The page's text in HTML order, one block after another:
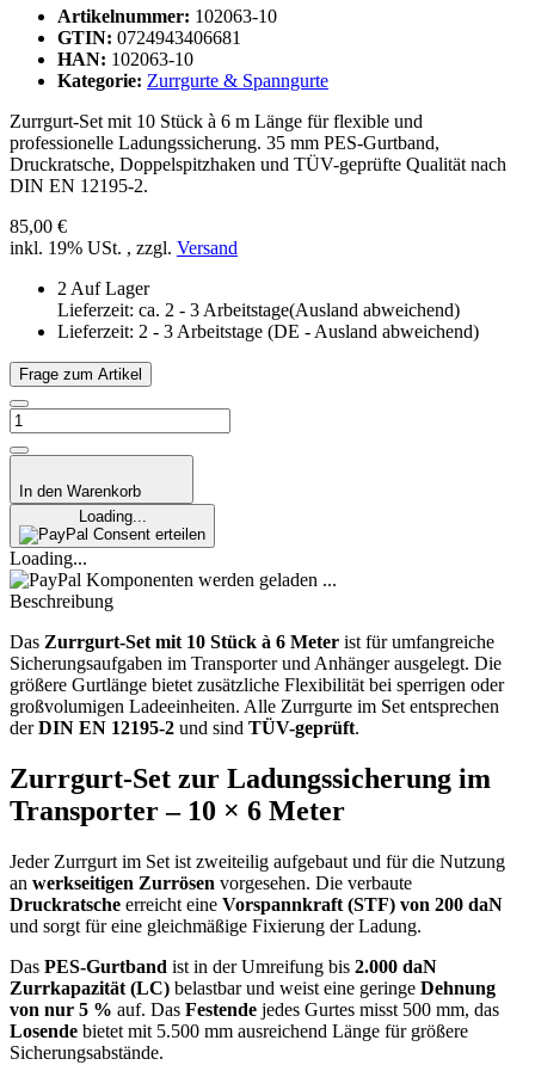
Artikelnummer: 102063-10
GTIN: 0724943406681
HAN: 102063-10
Kategorie: Zurrgurte & Spanngurte
Zurrgurt-Set mit 10 Stück à 6 m Länge für flexible und
professionelle Ladungssicherung. 35 mm PES-Gurtband,
Druckratsche, Doppelspitzhaken und TÜV-geprüfte Qualität nach
DIN EN 12195-2.
85,00 €
inkl. 19% USt. , zzgl. Versand
2 Auf Lager
Lieferzeit: ca. 2 - 3 Arbeitstage(Ausland abweichend)
Lieferzeit: 2 - 3 Arbeitstage (DE - Ausland abweichend)
Frage zum Artikel
In den Warenkorb
Loading...
Consent erteilen
Loading...
Komponenten werden geladen ...
Beschreibung
Das Zurrgurt-Set mit 10 Stück à 6 Meter ist für umfangreiche
Sicherungsaufgaben im Transporter und Anhänger ausgelegt. Die
größere Gurtlänge bietet zusätzliche Flexibilität bei sperrigen oder
großvolumigen Ladeeinheiten. Alle Zurrgurte im Set entsprechen
derDIN EN 12195-2 und sind TÜV-geprüft.
Zurrgurt-Set zur Ladungssicherung im
Transporter – 10 × 6 Meter
Jeder Zurrgurt im Set ist zweiteilig aufgebaut und für die Nutzung
an werkseitigen Zurrösen vorgesehen. Die verbaute
Druckratsche erreicht eine Vorspannkraft (STF) von 200 daN
und sorgt für eine gleichmäßige Fixierung der Ladung.
Das PES-Gurtband ist in der Umreifung bis 2.000 daN
Zurrkapazität (LC) belastbar und weist eine geringe Dehnung
von nur 5 % auf. Das Festende jedes Gurtes misst 500 mm, das
Losende bietet mit 5.500 mm ausreichend Länge für größere
Sicherungsabstände.